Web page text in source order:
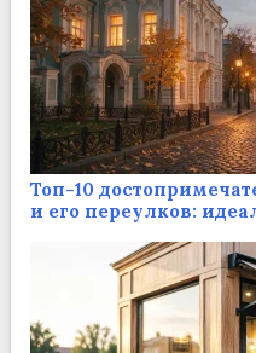
Топ-10
и его переулков: